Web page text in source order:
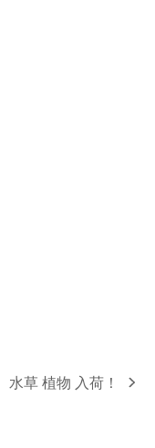
next
水草 植物 入荷！